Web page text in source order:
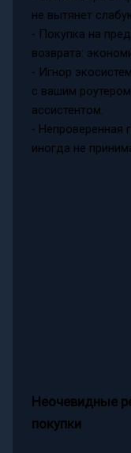
не вытянет
- Покупка на
возврата:
- Игнор
с вашим
ассистентом.
- Непроверенная
иногда не
Неочевидные
покупки